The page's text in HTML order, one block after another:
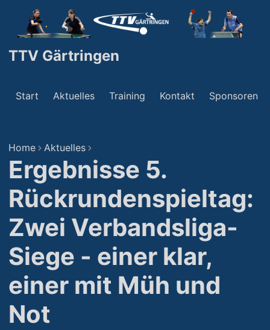
TTV Gärtringen
Start Aktuelles Training Kontakt Sponsoren
Home Aktuelles
Ergebnisse 5.
Rückrundenspieltag:
Zwei Verbandsliga-
Siege - einer klar,
einer mit Müh und
Not